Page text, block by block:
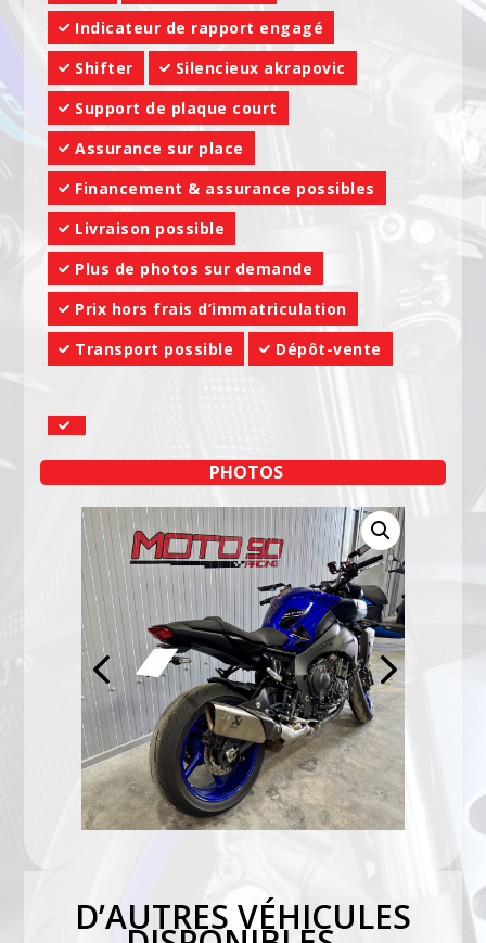
Indicateur de rapport engagé
Shifter
Silencieux akrapovic
Support de plaque court
Assurance sur place
Financement & assurance possibles
Livraison possible
Plus de photos sur demande
Prix hors frais d’immatriculation
Transport possible
Dépôt-vente
PHOTOS
D’AUTRES VÉHICULES